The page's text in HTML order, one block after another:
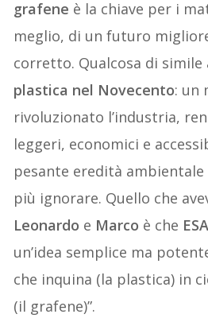
grafene è la chiave per i
meglio, di un futuro
corretto. Qualcosa di simile
plastica nel Novecento: un
rivoluzionato l’industria,
leggeri, economici e
pesante eredità
più ignorare. Quello che
Leonardo e Marco è che
un’idea semplice ma
che inquina (la plastica) in
(il grafene)”.